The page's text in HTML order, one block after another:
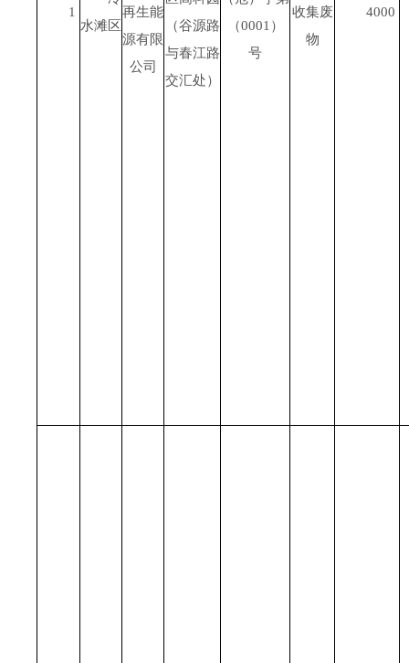
1
水滩区
再生能
源有限
公司
（谷源路
与春江路
交汇处）
（0001 ）
号
收集废
物
4000